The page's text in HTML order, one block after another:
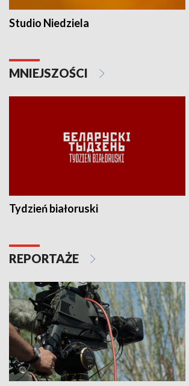
Studio Niedziela
MNIEJSZOŚCI
Tydzień białoruski
REPORTAŻE